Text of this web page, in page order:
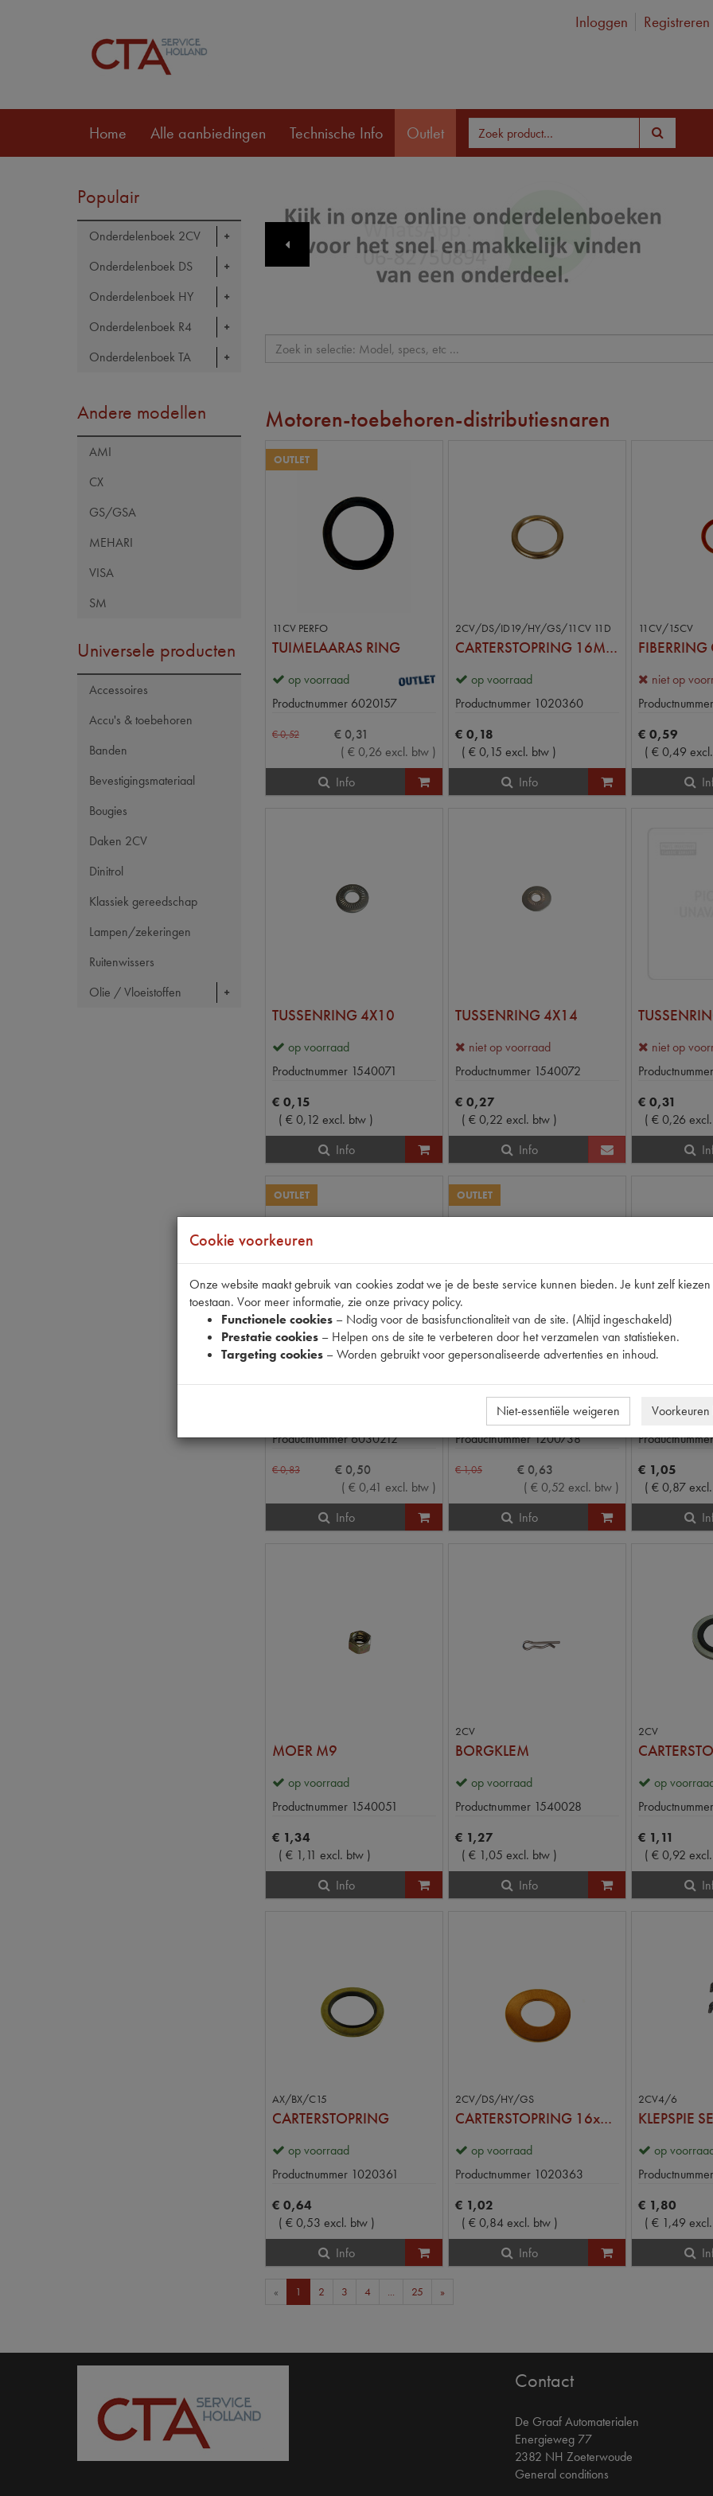
Inloggen Registreren
Home Alle aanbiedingen Technische Info Outlet
Populair
Onderdelenboek 2CV
Onderdelenboek DS
Onderdelenboek HY
Onderdelenboek R4
Onderdelenboek TA
Andere modellen
AMI
CX
GS/GSA
MEHARI
VISA
SM
Universele producten
Accessoires
Accu's & toebehoren
Banden
Bevestigingsmateriaal
Bougies
Daken 2CV
Dinitrol
Klassiek gereedschap
Lampen/zekeringen
Ruitenwissers
Olie / Vloeistoffen
Motoren-toebehoren-distributiesnaren
OUTLET
11CV PERFO
TUIMELAARAS RING
op voorraad
Productnummer 6020157
€0,52 € 0,31
( € 0,26 excl. btw )
Info
2CV/DS/ID19/HY/GS/11CV 11D
CARTERSTOPRING 16MM (HOL)
op voorraad
Productnummer 1020360
€ 0,18
( €0,15 excl. btw )
Info
11CV/15CV
niet op
Productnummer
€ 0,59
( €0,49
TUSSENRING 4X10
op voorraad
Productnummer 1540071
€ 0,15
( €0,12 excl. btw )
Info
TUSSENRING 4X14
niet op voorraad
Productnummer 1540072
€ 0,27
( €0,22 excl. btw )
Info
niet op
Productnummer
€ 0,31
( €0,26
OUTLET
11CV
MOER AFDEKPLAAT STUURKOGEL M6
Productnummer6030212
€0,83 € 0,50
( € 0,41 excl. btw )
Info
OUTLET
2CV
AFDICHTRING BANJO LEIDING 17X13
op voorraad
Productnummer1200738
€1,05 € 0,63
( € 0,52 excl. btw )
Info
2CV
op
Productnummer
€ 1,05
( €0,87
MOER M9
op voorraad
Productnummer 1540051
€ 1,34
( € 1,11 excl. btw )
Info
2CV
BORGKLEM
op voorraad
Productnummer 1540028
€ 1,27
( € 1,05 excl. btw )
Info
2CV
op
Productnummer
€ 1,11
( €0,92
AX/BX/C15
CARTERSTOPRING
op voorraad
Productnummer 1020361
€ 0,64
( €0,53 excl. btw )
Info
2CV/DS/HY/GS
CARTERSTOPRING 16x22 (PLAT)
op voorraad
Productnummer 1020363
€ 1,02
( €0,84excl. btw )
Info
2CV4/6
op
Productnummer
€ 1,80
( € 1,49
« 1 2 3 4 ... 25 »
Contact
De Graaf Automaterialen
Energieweg 77
2382 NH Zoeterwoude
General conditions
Cookie voorkeuren
Onze website maakt gebruik van cookies zodat we je de beste service kunnen bieden. Je kunt zelf
toestaan. Voor meer informatie, zie onze privacy policy.
Functionele cookies – Nodig voor de basisfunctionaliteit van de site. (Altijd ingeschakeld)
Prestatie cookies – Helpen ons de site te verbeteren door het verzamelen van statistieken.
Targeting cookies – Worden gebruikt voor gepersonaliseerde advertenties en inhoud.
Niet-essentiële weigeren